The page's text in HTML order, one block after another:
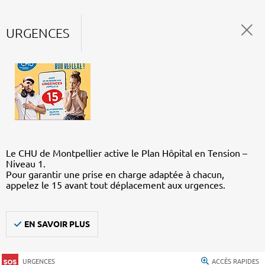
URGENCES
Le CHU de Montpellier active le Plan Hôpital en Tension –
Niveau 1.
Pour garantir une prise en charge adaptée à chacun,
appelez le 15 avant tout déplacement aux urgences.
EN SAVOIR PLUS
URGENCES ACCÈS RAPIDES